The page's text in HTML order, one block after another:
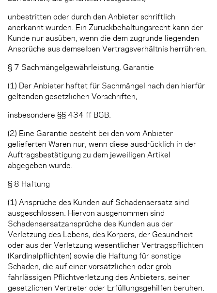
unbestritten oder durch den Anbieter schriftlich
anerkannt wurden. Ein Zurückbehaltungsrecht kann der
Kunde nur ausüben, wenn die dem zugrunde liegenden
Ansprüche aus demselben Vertragsverhältnis herrühren.
§ 7 Sachmängelgewährleistung, Garantie
(1) Der Anbieter haftet für Sachmängel nach den hierfür
geltenden gesetzlichen Vorschriften,
insbesondere §§ 434 ff BGB.
(2) Eine Garantie besteht bei den vom Anbieter
gelieferten Waren nur, wenn diese ausdrücklich in der
Auftragsbestätigung zu dem jeweiligen Artikel
abgegeben wurde.
§ 8 Haftung
(1) Ansprüche des Kunden auf Schadensersatz sind
ausgeschlossen. Hiervon ausgenommen sind
Schadensersatzansprüche des Kunden aus der
Verletzung des Lebens, des Körpers, der Gesundheit
oder aus der Verletzung wesentlicher Vertragspflichten
(Kardinalpflichten) sowie die Haftung für sonstige
Schäden, die auf einer vorsätzlichen oder grob
fahrlässigen Pflichtverletzung des Anbieters, seiner
gesetzlichen Vertreter oder Erfüllungsgehilfen beruhen.